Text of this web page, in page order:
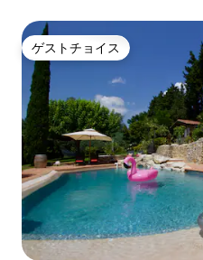
ゲストチョイス
ゲストチョイス